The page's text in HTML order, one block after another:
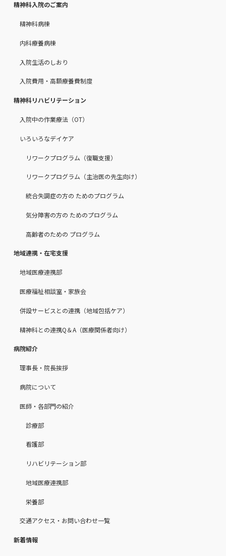
精神科入院のご案内
精神科病棟
内科療養病棟
入院生活のしおり
入院費用・高額療養費制度
精神科リハビリテーション
入院中の作業療法（OT）
いろいろなデイケア
リワークプログラム（復職支援）
リワークプログラム（主治医の先生向け）
統合失調症の方の ためのプログラム
気分障害の方の ためのプログラム
高齢者のための プログラム
地域連携・在宅支援
地域医療連携部
医療福祉相談室・家族会
併設サービスとの連携（地域包括ケア）
精神科との連携Q＆A（医療関係者向け）
病院紹介
理事長・院長挨拶
病院について
医師・各部門の紹介
診療部
看護部
リハビリテーション部
地域医療連携部
栄養部
交通アクセス・お問い合わせ一覧
新着情報